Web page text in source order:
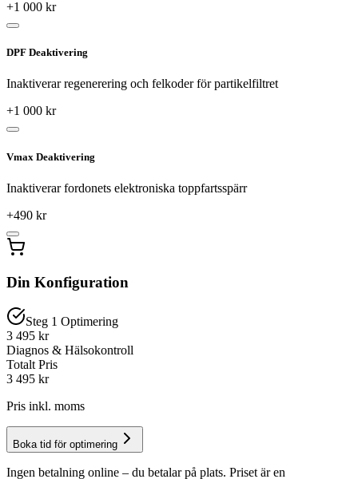
+1 000 kr
DPF Deaktivering
Inaktiverar regenerering och felkoder för partikelfiltret
+1 000 kr
Vmax Deaktivering
Inaktiverar fordonets elektroniska toppfartsspärr
+490 kr
Din Konfiguration
Steg 1 Optimering
3 495 kr
Diagnos & Hälsokontroll
Totalt Pris
3 495 kr
Pris inkl. moms
Boka tid för optimering
Ingen betalning online – du betalar på plats. Priset är en